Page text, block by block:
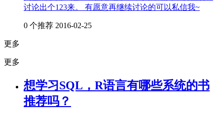
讨论出个123来。 有愿意再继续讨论的可以私信我~
0 个推荐 2016-02-25
更多
更多
想学习SQL，R语言有哪些系统的书
推荐吗？